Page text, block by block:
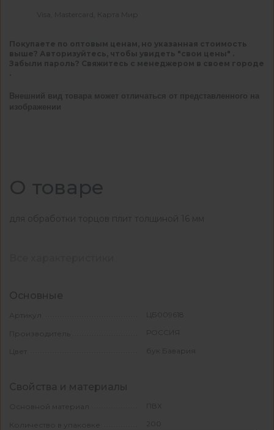
Visa, Mastercard, Карта Мир
Покупаете по оптовым ценам, но указанная стоимость
выше? Авторизуйтесь, чтобы увидеть "свои цены" .
Забыли пароль? Свяжитесь с менеджером в своем городе
Внешний вид товара может отличаться от представленного на
изображении
О товаре
для обработки торцов плит толщиной 16 мм
Основные
Артикул ЦБ009618
Производитель РОССИЯ
Цвет бук Бавария
Свойства и материалы
Основной материал ПВХ
Количество в упаковке 200